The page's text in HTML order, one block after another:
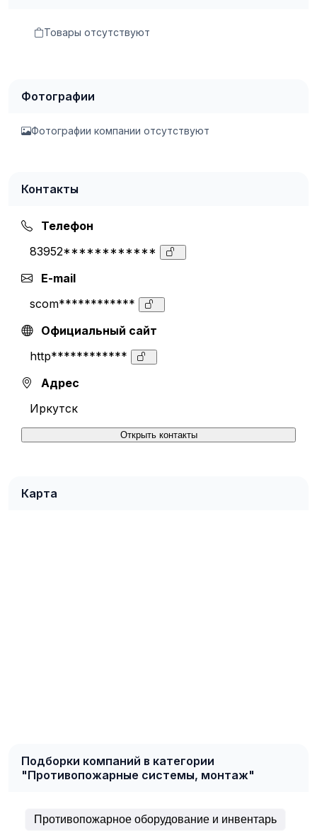
Товары отсутствуют
Фотографии
Фотографии компании отсутствуют
Контакты
Телефон
83952************
E-mail
scom************
Официальный сайт
http************
Адрес
Иркутск
Открыть контакты
Карта
Подборки компаний в категории
"Противопожарные системы, монтаж"
Противопожарное оборудование и инвентарь